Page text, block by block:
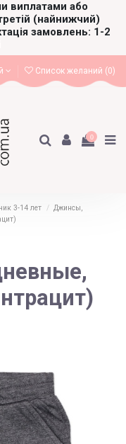
виплатами або
(найнижчий)
замовлень: 1-2
Список желаний (0)
0
3-14 лет
Джинсы,